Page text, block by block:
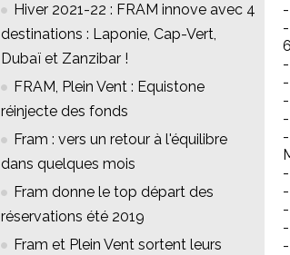
Hiver 2021-22 : FRAM innove avec 4
destinations : Laponie, Cap-Vert,
Dubaï et Zanzibar !
FRAM, Plein Vent : Equistone
réinjecte des fonds
Fram : vers un retour à l'équilibre
dans quelques mois
Fram donne le top départ des
réservations été 2019
Fram et Plein Vent sortent leurs